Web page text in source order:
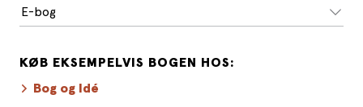
E-bog
KØB EKSEMPELVIS BOGEN HOS:
Bog og Idé